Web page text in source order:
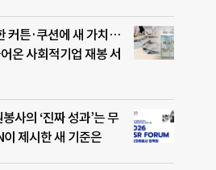
커튼·쿠션에 새 가치…
온 사회적기업 재봉 서
사의 ‘진짜 성과’는 무
제시한 새 기준은